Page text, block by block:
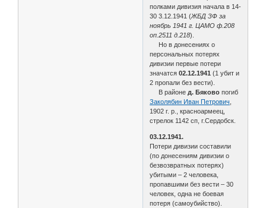
полками дивизия начала в 14-
30 3.12.1941 (ЖБД ЗФ за
ноябрь 1941 г. ЦАМО ф.208
оп.2511 д.218).
Но в донесениях о
персональных потерях
дивизии первые потери
значатся02.12.1941 (1 убит и
2 пропали без вести).
В районе д. Бяково погиб
Заколябин Иван Петрович
1902 г. р., красноармеец,
стрелок 1142 сп, г.Сердобск.
03.12.1941.
Потери дивизии составили
(по донесениям дивизии о
безвозвратных потерях)
убитыми – 2 человека,
пропавшими без вести – 30
человек, одна не боевая
потеря (самоубийство).